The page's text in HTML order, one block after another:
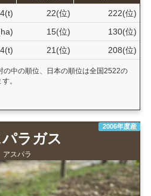
4(t) 22(位)
222(位)
15(位)
130(位)
4(t) 21(位) 208(位)
中の順位、日本の順位は全国2522の
。
2006年度産
ラガス
アスパラ